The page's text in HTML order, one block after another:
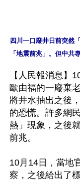
四川一口廢井日前突然
【人民報消息】
歐由福的一廢棄
將井水抽出之後
的恐慌。許多網
熱」現象，之後
前兆。
10月14日，當地
察，之後給出了